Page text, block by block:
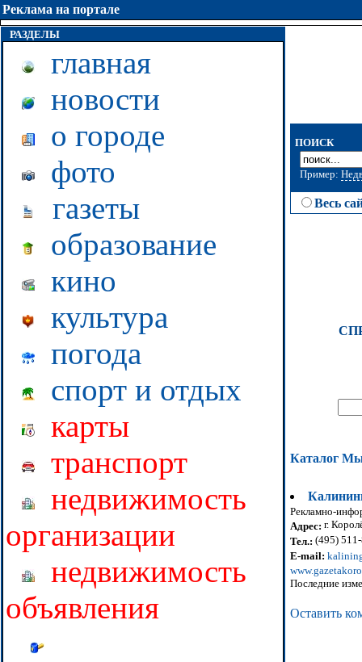
Реклама на портале
РАЗДЕЛЫ
главная
новости
о городе
фото
газеты
образование
кино
культура
погода
спорт и отдых
карты
транспорт
недвижимость
организации
недвижимость
объявления
ПОИСК
Пример:
Весь
Каталог
Рекламно-
Адрес: г.
Тел.: (495)
E-mail:
Последние
Оставить